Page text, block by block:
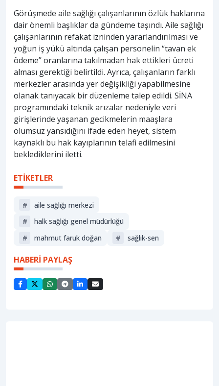
Görüşmede aile sağlığı çalışanlarının özlük haklarına
dair önemli başlıklar da gündeme taşındı. Aile sağlığı
çalışanlarının refakat izninden yararlandırılması ve
yoğun iş yükü altında çalışan personelin “tavan ek
ödeme” oranlarına takılmadan hak ettikleri ücreti
alması gerektiği belirtildi. Ayrıca, çalışanların farklı
merkezler arasında yer değişikliği yapabilmesine
olanak tanıyacak bir düzenleme talep edildi. SİNA
programındaki teknik arızalar nedeniyle veri
girişlerinde yaşanan gecikmelerin maaşlara
olumsuz yansıdığını ifade eden heyet, sistem
kaynaklı bu hak kayıplarının telafi edilmesini
beklediklerini iletti.
ETİKETLER
#
aile sağlığı merkezi
#
halk sağlığı genel müdürlüğü
#
mahmut faruk doğan # sağlık-sen
HABERİ PAYLAŞ